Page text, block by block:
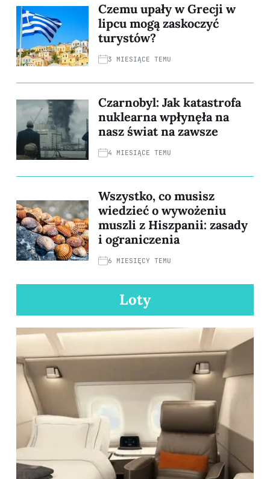
Czemu upały w Grecji w
lipcu mogą zaskoczyć
turystów?
3 MIESIĄCE TEMU
Czarnobyl: Jak katastrofa
nuklearna wpłynęła na
nasz świat na zawsze
4 MIESIĄCE TEMU
Wszystko, co musisz
wiedzieć o wywożeniu
muszli z Hiszpanii: zasady
i ograniczenia
6 MIESIĘCY TEMU
Loty